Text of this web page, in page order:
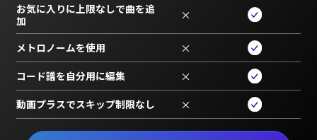
お気に入りに上限なしで曲を追
加
×
メトロノームを使用 ×
コード譜を自分用に編集 ×
動画プラスでスキップ制限なし ×